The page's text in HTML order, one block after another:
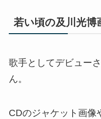
若い頃の及川光博
歌手としてデビュー
ん。
CDのジャケット画像